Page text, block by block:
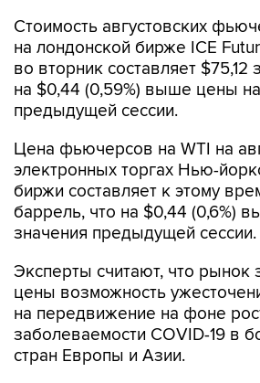
Стоимость августовских
на лондонской бирже ICE
во вторник составляет $75,12
на $0,44 (0,59%) выше цены
предыдущей сессии.
Цена фьючерсов на WTI на
электронных торгах Нью-
биржи составляет к этому
баррель, что на $0,44 (0,6%)
значения предыдущей сессии.
Эксперты считают, что рынок
цены возможность
на передвижение на фоне
заболеваемости COVID-19 в
стран Европы и Азии.